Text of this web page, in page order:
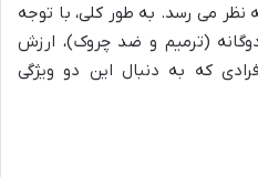
می رسد. به طور کلی، با توجه
(ترمیم و ضد چروک)، ارزش
که به دنبال این دو ویژگی